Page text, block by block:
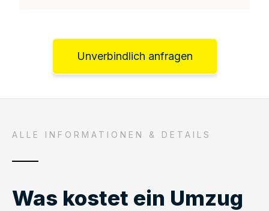
Unverbindlich anfragen
ALLE INFORMATIONEN & DETAILS
Was kostet ein Umzug